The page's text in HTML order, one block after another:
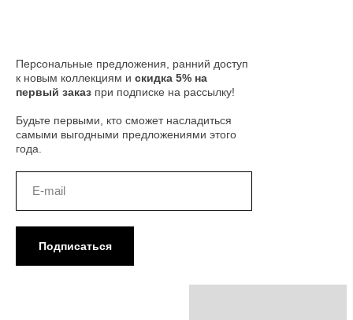
Подписаться
Персональные предложения, ранний доступ
к новым коллекциям и скидка 5% на
первый заказ при подписке на рассылку!
Будьте первыми, кто сможет насладиться
самыми выгодными предложениями этого
года.